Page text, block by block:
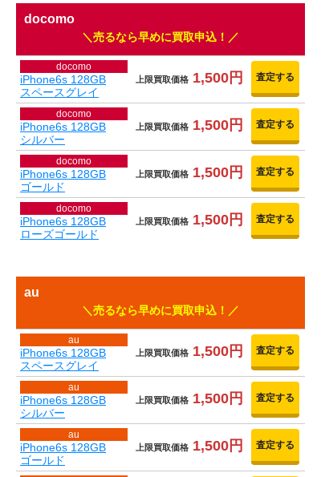
docomo
売るなら早めに買取申込！
docomo
iPhone6s 128GB
スペースグレイ
上限買取価格 1,500円 査定する
docomo
iPhone6s 128GB
シルバー
上限買取価格 1,500円 査定する
docomo
iPhone6s 128GB
ゴールド
上限買取価格 1,500円 査定する
docomo
iPhone6s 128GB
ローズゴールド
上限買取価格 1,500円 査定する
au
売るなら早めに買取申込！
au
iPhone6s 128GB
スペースグレイ
上限買取価格 1,500円 査定する
au
iPhone6s 128GB
シルバー
上限買取価格 1,500円 査定する
au
iPhone6s 128GB
ゴールド
上限買取価格 1,500円 査定する